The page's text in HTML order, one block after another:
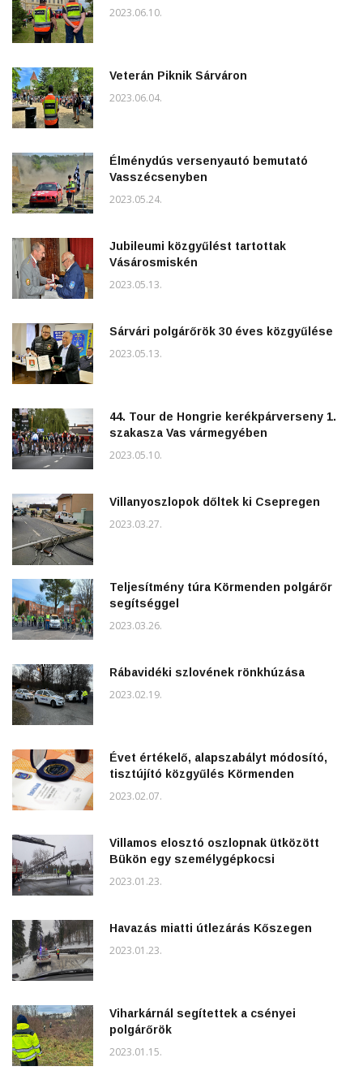
2023.06.10.
Veterán Piknik Sárváron
2023.06.04.
Élménydús versenyautó bemutató
Vasszécsenyben
2023.05.24.
Jubileumi közgyűlést tartottak
Vásárosmiskén
2023.05.13.
Sárvári polgárőrök 30 éves közgyűlése
2023.05.13.
44. Tour de Hongrie kerékpárverseny 1.
szakasza Vas vármegyében
2023.05.10.
Villanyoszlopok dőltek ki Csepregen
2023.03.27.
Teljesítmény túra Körmenden polgárőr
segítséggel
2023.03.26.
Rábavidéki szlovének rönkhúzása
2023.02.19.
Évet értékelő, alapszabályt módosító,
tisztújító közgyűlés Körmenden
2023.02.07.
Villamos elosztó oszlopnak ütközött
Bükön egy személygépkocsi
2023.01.23.
Havazás miatti útlezárás Kőszegen
2023.01.23.
Viharkárnál segítettek a csényei
polgárőrök
2023.01.15.